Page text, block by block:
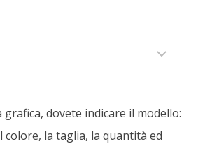
dovete indicare il modello:
colore, la taglia, la quantità ed